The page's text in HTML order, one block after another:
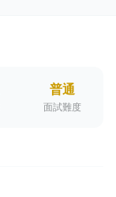
普通
面試難度